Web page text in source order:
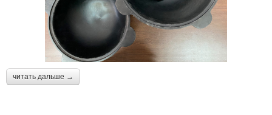
читать дальше →